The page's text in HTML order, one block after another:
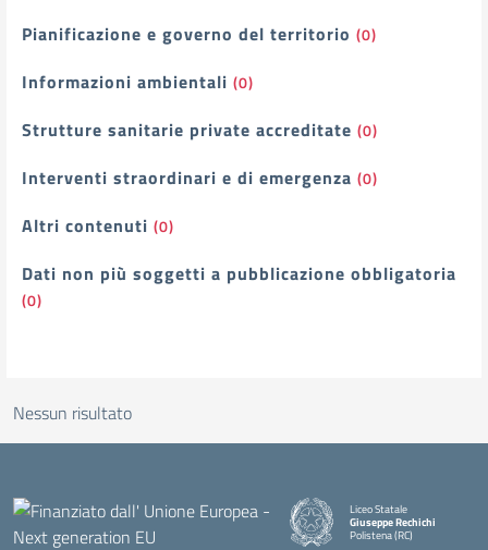
Pianificazione e governo del territorio (0)
Informazioni ambientali (0)
Strutture sanitarie private accreditate (0)
Interventi straordinari e di emergenza (0)
Altri contenuti (0)
Dati non più soggetti a pubblicazione obbligatoria
(0)
Nessun risultato
Liceo Statale
Giuseppe Rechichi
Polistena (RC)